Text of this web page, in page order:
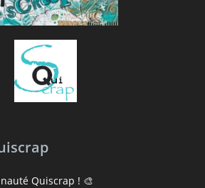
Quiscrap ! 🎨